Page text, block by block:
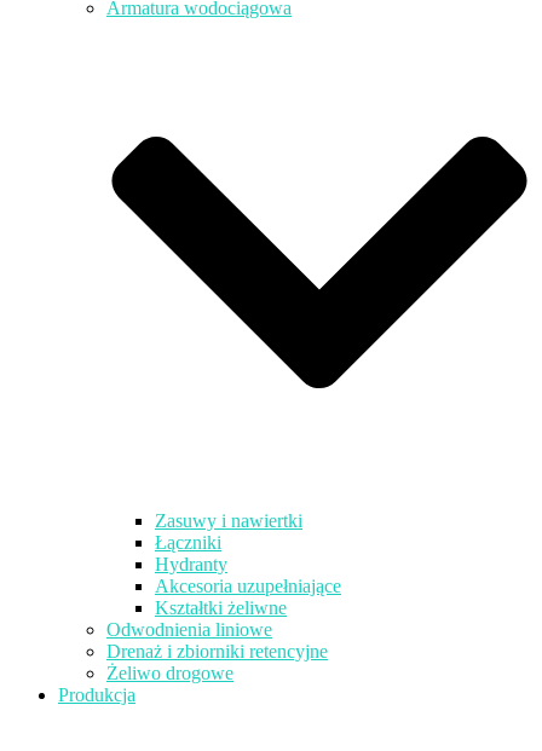
Armatura wodociągowa
Zasuwy i nawiertki
Łączniki
Hydranty
Akcesoria uzupełniające
Kształtki żeliwne
Odwodnienia liniowe
Drenaż i zbiorniki retencyjne
Żeliwo drogowe
Produkcja